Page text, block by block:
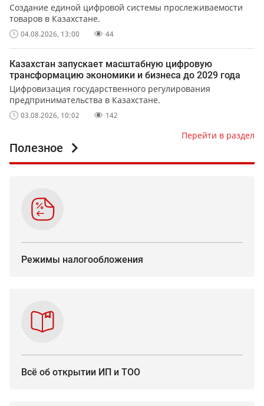
Создание единой цифровой системы прослеживаемости
товаров в Казахстане.
04.08.2026, 13:00 44
Казахстан запускает масштабную цифровую
трансформацию экономики и бизнеса до 2029 года
Цифровизация государственного регулирования
предпринимательства в Казахстане.
03.08.2026, 10:02 142
Перейти в раздел
Полезное
Режимы налогообложения
Всё об открытии ИП и ТОО